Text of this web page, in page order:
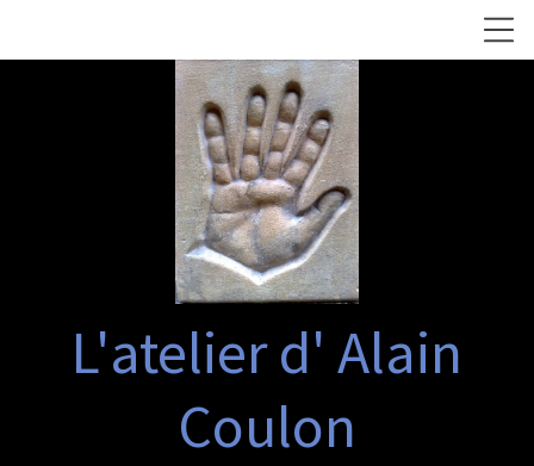
L'atelier d' Alain
Coulon